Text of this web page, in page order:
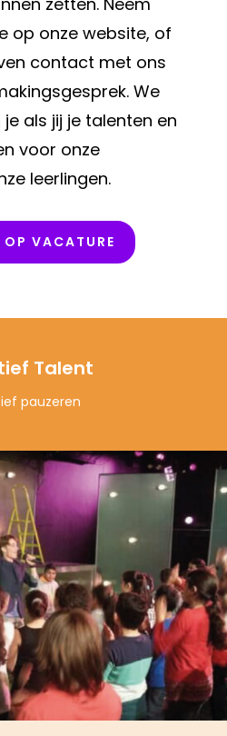
op onze website, of
contact met ons
We
als jij je talenten en
voor onze
leerlingen.
OP VACATURE
Talent
pauzeren